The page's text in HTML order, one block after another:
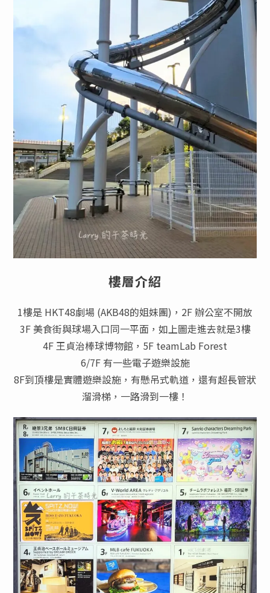
樓層介紹
1樓是 HKT48劇場 (AKB48的姐妹團)，2F 辦公室不開放
3F 美食街與球場入口同一平面，如上圖走進去就是3樓
4F 王貞治棒球博物館，5F teamLab Forest
6/7F 有一些電子遊樂設施
8F到頂樓是實體遊樂設施，有懸吊式軌道，還有超長管狀
溜滑梯，一路滑到一樓！